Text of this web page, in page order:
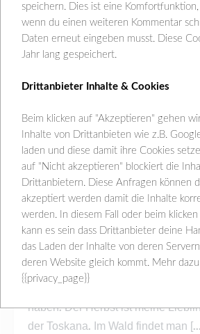
Toskana im
Lisana Hartl Dezember 18, 2017
Blog No Comment
Mitten in einem
Siena, liegt ein kleines Steinhaus.
verbinde ich so viele Geschichten
Erinnerungen. Seit ich vier Jahre
jedes Jahr wieder hier her um eine
haben. Der Herbst ist meine
der Toskana. Im Wald findet man
speichern. Dies ist eine
wenn du einen weiteren Kommentar
Daten erneut eingeben musst. Diese
Jahr lang gespeichert.
Drittanbieter Inhalte & Cookies
Beim klicken auf "Akzeptieren" gehen
Inhalte von Drittanbieten wie z.B.
laden und diese damit ihre Cookies
auf "Nicht akzeptieren" blockiert die
Drittanbietern. Diese Anfragen können
akzeptiert werden damit die Inhalte
werden. In diesem Fall oder beim
kann es sein dass Drittanbieter deine
das Laden der Inhalte von deren
deren Website gleich kommt. Mehr
{{privacy_page}}